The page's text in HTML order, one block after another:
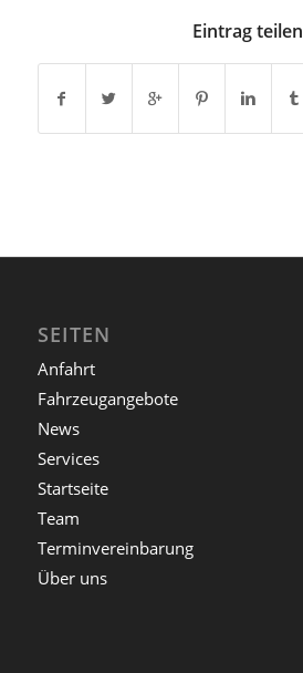
Eintrag teilen
SEITEN
Anfahrt
Fahrzeugangebote
News
Services
Startseite
Team
Terminvereinbarung
Über uns